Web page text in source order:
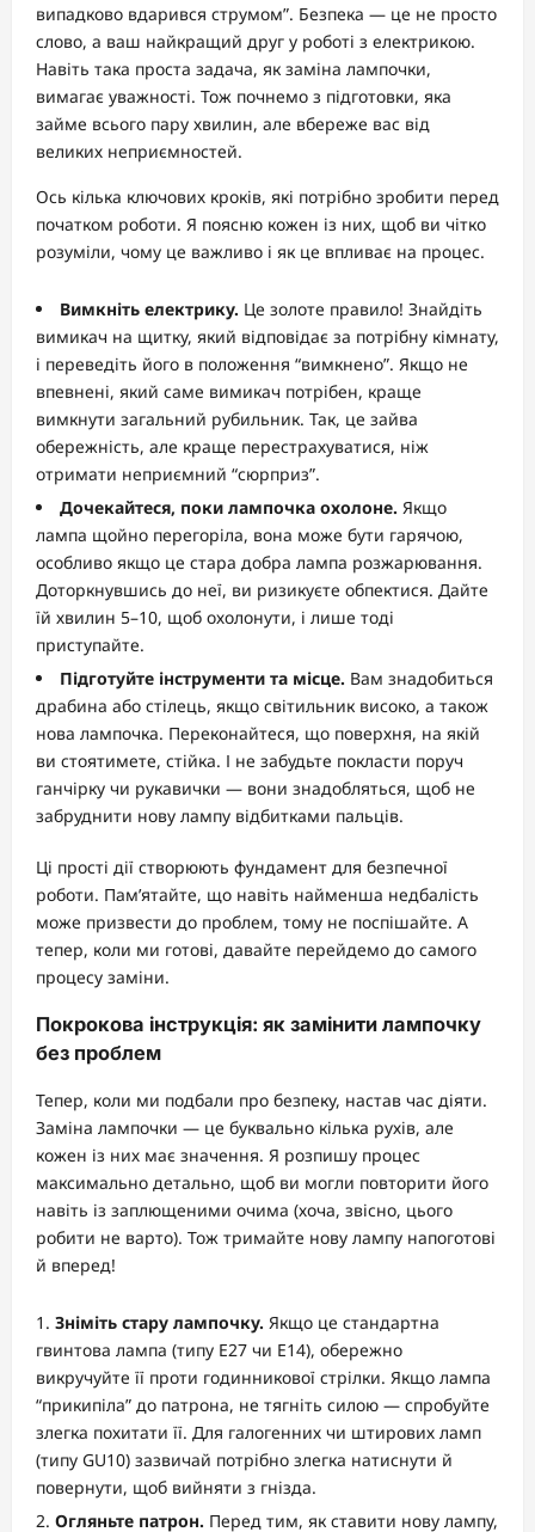
випадково вдарився струмом”. Безпека — це не просто
слово, а ваш найкращий друг у роботі з електрикою.
Навіть така проста задача, як заміна лампочки,
вимагає уважності. Тож почнемо з підготовки, яка
займе всього пару хвилин, але вбереже вас від
великих неприємностей.
Ось кілька ключових кроків, які потрібно зробити перед
початком роботи. Я поясню кожен із них, щоб ви чітко
розуміли, чому це важливо і як це впливає на процес.
Вимкніть електрику. Це золоте правило! Знайдіть
вимикач на щитку, який відповідає за потрібну кімнату,
і переведіть його в положення “вимкнено”. Якщо не
впевнені, який саме вимикач потрібен, краще
вимкнути загальний рубильник. Так, це зайва
обережність, але краще перестрахуватися, ніж
отримати неприємний “сюрприз”.
Дочекайтеся, поки лампочка охолоне. Якщо
лампа щойно перегоріла, вона може бути гарячою,
особливо якщо це стара добра лампа розжарювання.
Доторкнувшись до неї, ви ризикуєте обпектися. Дайте
їй хвилин 5–10, щоб охолонути, і лише тоді
приступайте.
Підготуйте інструменти та місце. Вам знадобиться
драбина або стілець, якщо світильник високо, а також
нова лампочка. Переконайтеся, що поверхня, на якій
ви стоятимете, стійка. І не забудьте покласти поруч
ганчірку чи рукавички — вони знадобляться, щоб не
забруднити нову лампу відбитками пальців.
Ці прості дії створюють фундамент для безпечної
роботи. Пам’ятайте, що навіть найменша недбалість
може призвести до проблем, тому не поспішайте. А
тепер, коли ми готові, давайте перейдемо до самого
процесу заміни.
Покрокова інструкція: як замінити лампочку
без проблем
Тепер, коли ми подбали про безпеку, настав час діяти.
Заміна лампочки — це буквально кілька рухів, але
кожен із них має значення. Я розпишу процес
максимально детально, щоб ви могли повторити його
навіть із заплющеними очима (хоча, звісно, цього
робити не варто). Тож тримайте нову лампу напоготові
й вперед!
Зніміть стару лампочку. Якщо це стандартна
гвинтова лампа (типу E27 чи E14), обережно
викручуйте її проти годинникової стрілки. Якщо лампа
“прикипіла” до патрона, не тягніть силою — спробуйте
злегка похитати її. Для галогенних чи штирових ламп
(типу GU10) зазвичай потрібно злегка натиснути й
повернути, щоб вийняти з гнізда.
Огляньте патрон. Перед тим, як ставити нову лампу,